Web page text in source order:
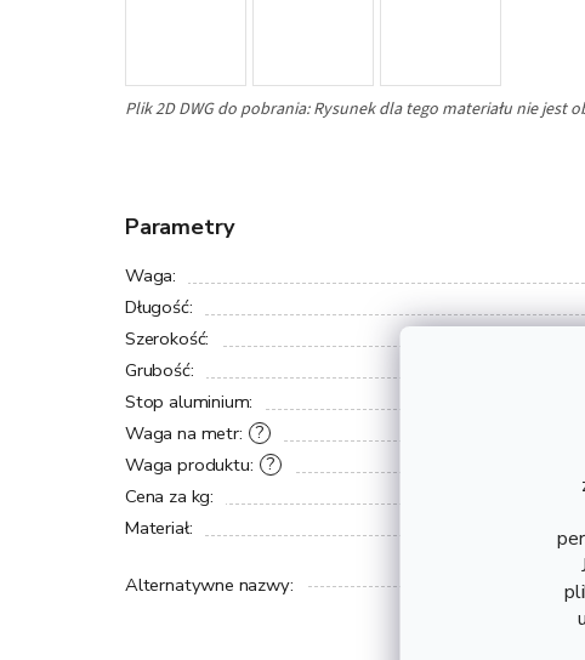
Plik 2D DWG do pobrania: Rysunek dla tego materiału nie jest
Parametry
Waga:
Długość:
Szerokość:
Grubość:
Stop aluminium:
?
Waga na metr:
?
Waga produktu:
Cena za kg:
Materiał:
Alternatywne nazwy: